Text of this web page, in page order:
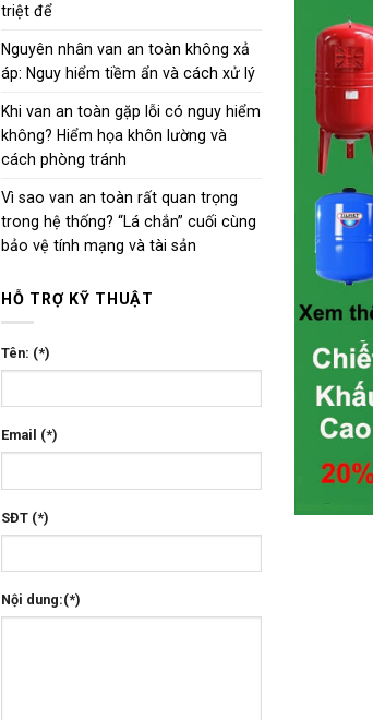
triệt để
Nguyên nhân van an toàn không xả
áp: Nguy hiểm tiềm ẩn và cách xử lý
Khi van an toàn gặp lỗi có nguy hiểm
không? Hiểm họa khôn lường và
cách phòng tránh
Vì sao van an toàn rất quan trọng
trong hệ thống? “Lá chắn” cuối cùng
bảo vệ tính mạng và tài sản
HỖ TRỢ KỸ THUẬT
Tên: (*)
Email (*)
SĐT (*)
Nội dung:(*)